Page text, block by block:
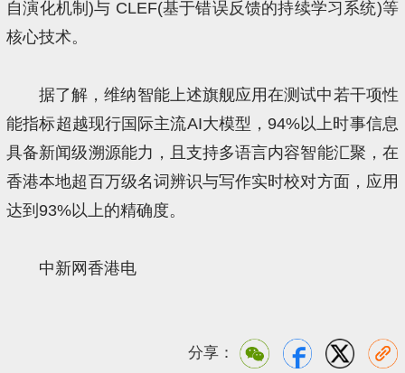
自演化机制)与 CLEF(基于错误反馈的持续学习系统)等
核心技术。
据了解，维纳智能上述旗舰应用在测试中若干项性
能指标超越现行国际主流AI大模型，94%以上时事信息
具备新闻级溯源能力，且支持多语言内容智能汇聚，在
香港本地超百万级名词辨识与写作实时校对方面，应用
达到93%以上的精确度。
中新网香港电
分享：